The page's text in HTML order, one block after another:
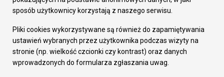
Elektroniczna Skrzynka Podawcza
Gospodarka
Fundusze europejskie
Środki krajowe
Oferty inwestycyjne
sposób użytkownicy korzystają z naszego serwisu.
Pliki cookies wykorzystywane są również do zapamiętywania
ustawień wybranych przez użytkownika podczas wizyty na
stronie (np. wielkość czcionki czy kontrast) oraz danych
wprowadzonych do formularza zgłaszania uwag.